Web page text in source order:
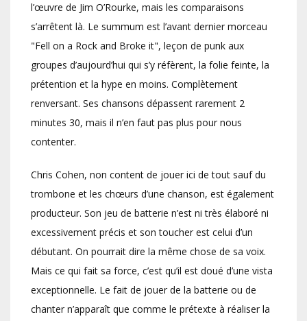
l’œuvre de Jim O’Rourke, mais les comparaisons
s’arrêtent là. Le summum est l’avant dernier morceau
"Fell on a Rock and Broke it", leçon de punk aux
groupes d’aujourd’hui qui s’y réfèrent, la folie feinte, la
prétention et la hype en moins. Complètement
renversant. Ses chansons dépassent rarement 2
minutes 30, mais il n’en faut pas plus pour nous
contenter.
Chris Cohen, non content de jouer ici de tout sauf du
trombone et les chœurs d’une chanson, est également
producteur. Son jeu de batterie n’est ni très élaboré ni
excessivement précis et son toucher est celui d’un
débutant. On pourrait dire la même chose de sa voix.
Mais ce qui fait sa force, c’est qu’il est doué d’une vista
exceptionnelle. Le fait de jouer de la batterie ou de
chanter n’apparaît que comme le prétexte à réaliser la